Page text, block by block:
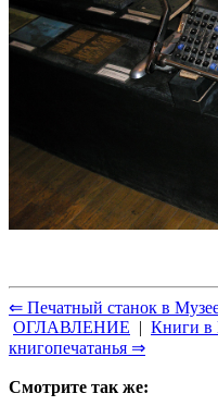
⇐ Печатный станок в Музее
ОГЛАВЛЕНИЕ | Книги в
книгопечатанья ⇒
Смотрите так же: